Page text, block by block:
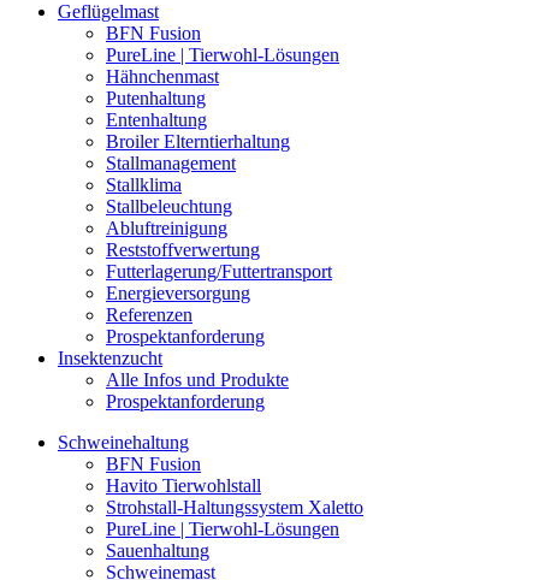
Geflügelmast
BFN Fusion
PureLine | Tierwohl-Lösungen
Hähnchenmast
Putenhaltung
Entenhaltung
Broiler Elterntierhaltung
Stallmanagement
Stallklima
Stallbeleuchtung
Abluftreinigung
Reststoffverwertung
Futterlagerung/Futtertransport
Energieversorgung
Referenzen
Prospektanforderung
Insektenzucht
Alle Infos und Produkte
Prospektanforderung
Schweinehaltung
BFN Fusion
Havito Tierwohlstall
Strohstall-Haltungssystem Xaletto
PureLine | Tierwohl-Lösungen
Sauenhaltung
Schweinemast